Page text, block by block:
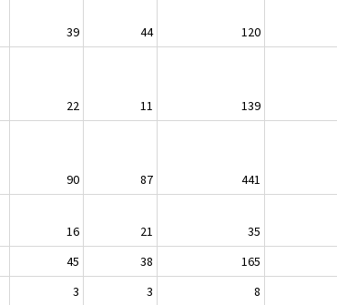
39 44 120
22 11 139
90 87 441
16 21 35
45 38 165
3 3 8